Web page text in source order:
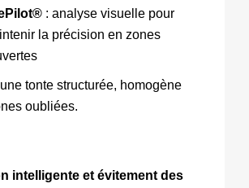
: analyse visuelle pour
la précision en zones
tonte structurée, homogène
oubliées.
intelligente et évitement des